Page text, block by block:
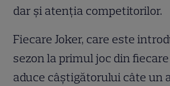
dar și atenția competitorilor.
Fiecare Joker, care este
sezon la primul joc din
aduce câștigătorului câte un